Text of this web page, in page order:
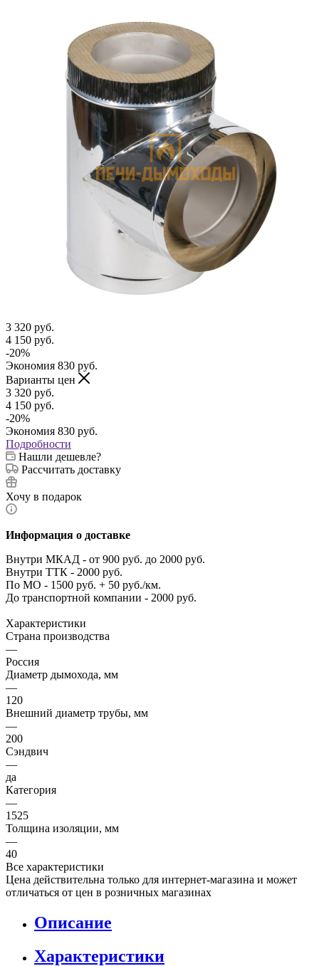
3 320 руб.
4 150 руб.
-20%
Экономия 830 руб.
Варианты цен
3 320 руб.
4 150 руб.
-20%
Экономия 830 руб.
Подробности
Нашли дешевле?
Рассчитать доставку
Хочу в подарок
Информация о доставке
Внутри МКАД - от 900 руб. до 2000 руб.
Внутри ТТК - 2000 руб.
По МО - 1500 руб. + 50 руб./км.
До транспортной компании - 2000 руб.
Характеристики
Страна производства
—
Россия
Диаметр дымохода, мм
—
120
Внешний диаметр трубы, мм
—
200
Сэндвич
—
да
Категория
—
1525
Толщина изоляции, мм
—
40
Все характеристики
Цена действительна только для интернет-магазина и может
отличаться от цен в розничных магазинах
Описание
Характеристики